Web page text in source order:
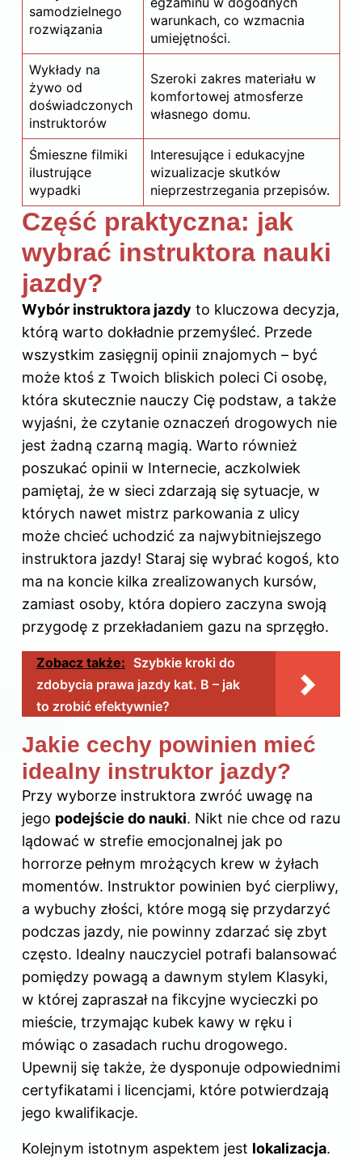
samodzielnego
rozwiązania
warunkach, co wzmacnia
umiejętności.
Wykłady na
żywo od
doświadczonych
instruktorów
Szeroki zakres materiału w
komfortowej atmosferze
własnego domu.
Śmieszne filmiki
ilustrujące
wypadki
Interesujące i edukacyjne
wizualizacje skutków
nieprzestrzegania przepisów.
Część praktyczna: jak
wybrać instruktora nauki
jazdy?
Wybór instruktora jazdy to kluczowa decyzja,
którą warto dokładnie przemyśleć. Przede
wszystkim zasięgnij opinii znajomych – być
może ktoś z Twoich bliskich poleci Ci osobę,
która skutecznie nauczy Cię podstaw, a także
wyjaśni, że czytanie oznaczeń drogowych nie
jest żadną czarną magią. Warto również
poszukać opinii w Internecie, aczkolwiek
pamiętaj, że w sieci zdarzają się sytuacje, w
których nawet mistrz parkowania z ulicy
może chcieć uchodzić za najwybitniejszego
instruktora jazdy! Staraj się wybrać kogoś, kto
ma na koncie kilka zrealizowanych kursów,
zamiast osoby, która dopiero zaczyna swoją
przygodę z przekładaniem gazu na sprzęgło.
Zobacz także: Szybkie kroki do
zdobycia prawa jazdy kat. B – jak
to zrobić efektywnie?
Jakie cechy powinien mieć
idealny instruktor jazdy?
Przy wyborze instruktora zwróć uwagę na
jego podejście do nauki. Nikt nie chce od razu
lądować w strefie emocjonalnej jak po
horrorze pełnym mrożących krew w żyłach
momentów. Instruktor powinien być cierpliwy,
a wybuchy złości, które mogą się przydarzyć
podczas jazdy, nie powinny zdarzać się zbyt
często. Idealny nauczyciel potrafi balansować
pomiędzy powagą a dawnym stylem Klasyki,
w której zapraszał na fikcyjne wycieczki po
mieście, trzymając kubek kawy w ręku i
mówiąc o zasadach ruchu drogowego.
Upewnij się także, że dysponuje odpowiednimi
certyfikatami i licencjami, które potwierdzają
jego kwalifikacje.
Kolejnym istotnym aspektem jest lokalizacja.